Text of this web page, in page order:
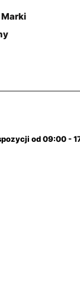
od 09:00 -